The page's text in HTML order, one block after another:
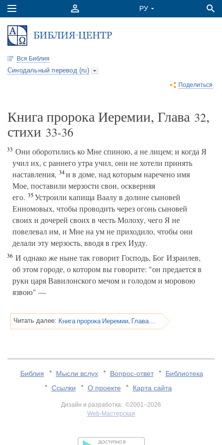
Вся Библия
Синодальный перевод (ru)
Поделиться
Книга пророка Иеремии, Глава 32,
стихи 33-36
33 Они оборотились ко Мне спиною, а не лицем; и когда Я
учил их, с раннего утра учил, они не хотели принять
наставления, 34и в доме, над которым наречено имя
Мое, поставили мерзости свои, оскверняя
его. 35Устроили капища Ваалу в долине сыновей
Енномовых, чтобы проводить через огонь сыновей
своих и дочерей своих в честь Молоху, чего Я не
повелевал им, и Мне на ум не приходило, чтобы они
делали эту мерзость, вводя в грех Иуду.
36 И однако же ныне так говорит Господь, Бог Израилев,
об этом городе, о котором вы говорите: "он предается в
руки царя Вавилонского мечом и голодом и моровою
язвою" —
Читать далее: Книга пророка Иеремии, Глава 32
Библия Мысли вслух Вопрос-ответ
Библиотека
Ссылки
О проекте Карта сайта
Дизайн и разработка: ©2001–2026
Web-Мастерская